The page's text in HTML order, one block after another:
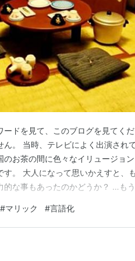
ードを見て、このブログを見てく
ん。 当時、テレビによく出演され
のお茶の間に色々なイリュージョ
す。 大人になって思いかえすと、
的な事もあったのかどうか？ …も
子ども達を魅了し、好奇心を掻き
が、気功の修行が後半…
#マリック #言語化